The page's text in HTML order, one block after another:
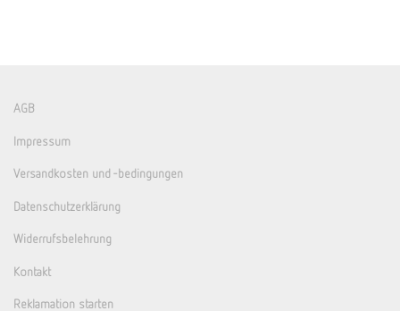
AGB
Impressum
Versandkosten und -bedingungen
Datenschutzerklärung
Widerrufsbelehrung
Kontakt
Reklamation starten